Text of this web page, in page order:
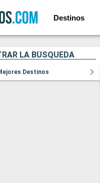
Destinos
LA BÚSQUEDA
Destinos